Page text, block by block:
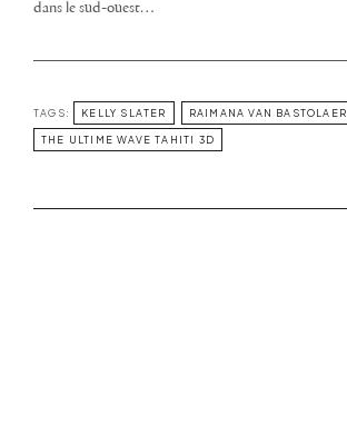
dans le sud-ouest…
TAGS: KELLY SLATER RAIMANA VAN BASTOLAER
THE ULTIME WAVE TAHITI 3D